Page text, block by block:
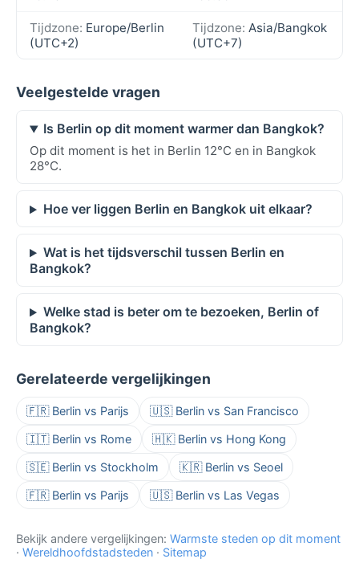
Tijdzone: Europe/Berlin
(UTC+2)
Tijdzone: Asia/Bangkok
(UTC+7)
Veelgestelde vragen
Is Berlin op dit moment warmer dan Bangkok?
Op dit moment is het in Berlin 12°C en in Bangkok
28°C.
Hoe ver liggen Berlin en Bangkok uit elkaar?
Wat is het tijdsverschil tussen Berlin en
Bangkok?
Welke stad is beter om te bezoeken, Berlin of
Bangkok?
Gerelateerde vergelijkingen
🇫🇷 Berlin vs Parijs 🇺🇸 Berlin vs San Francisco
🇮🇹 Berlin vs Rome 🇭🇰 Berlin vs Hong Kong
🇸🇪 Berlin vs Stockholm 🇰🇷 Berlin vs Seoel
🇫🇷 Berlin vs Parijs 🇺🇸 Berlin vs Las Vegas
Bekijk andere vergelijkingen: Warmste steden op dit moment
· Wereldhoofdstadsteden · Sitemap